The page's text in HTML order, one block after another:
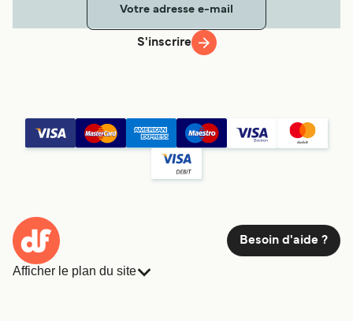
S'inscrire
Besoin d'aide ?
Afficher le plan du site